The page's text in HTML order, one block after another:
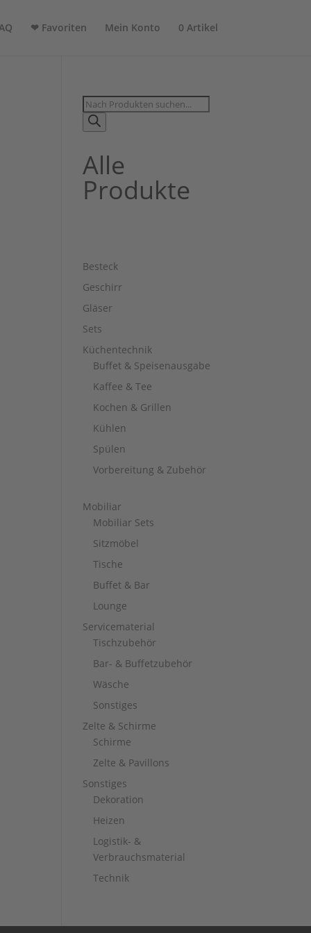
❤ Favoriten Mein Konto 0 Artikel
Products
search
Alle
Produkte
Besteck
Geschirr
Gläser
Sets
Küchentechnik
Buffet & Speisenausgabe
Kaffee & Tee
Kochen & Grillen
Kühlen
Spülen
Vorbereitung & Zubehör
Mobiliar
Mobiliar Sets
Sitzmöbel
Tische
Buffet & Bar
Lounge
Servicematerial
Tischzubehör
Bar- & Buffetzubehör
Wäsche
Sonstiges
Zelte & Schirme
Schirme
Zelte & Pavillons
Sonstiges
Dekoration
Heizen
Logistik- &
Verbrauchsmaterial
Technik